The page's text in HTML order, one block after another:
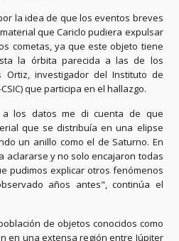
la idea de que los eventos breves
que Cariclo pudiera expulsar
cometas, ya que este objeto tiene
la órbita parecida a las de los
Ortiz, investigador del Instituto de
que participa en el hallazgo.
a los datos me di cuenta de que
que se distribuía en una elipse
un anillo como el de Saturno. En
aclararse y no solo encajaron todas
pudimos explicar otros fenómenos
años antes", continúa el
de objetos conocidos como
en una extensa región entre Júpiter